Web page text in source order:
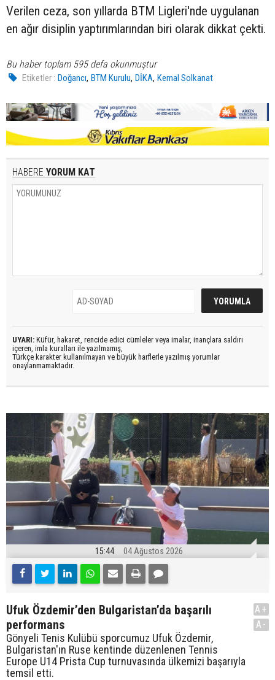
Verilen ceza, son yıllarda BTM Ligleri'nde uygulanan
en ağır disiplin yaptırımlarından biri olarak dikkat çekti.
Bu haber toplam 595 defa okunmuştur
Etiketler : Doğancı,BTM Kurulu,DİKA,Kemal Solkanat
HABERE YORUM KAT
UYARI: Küfür, hakaret, rencide edici cümleler veya imalar, inançlara saldırı
içeren, imla kuralları ile yazılmamış,
Türkçe karakter kullanılmayan ve büyük harflerle yazılmış yorumlar
onaylanmamaktadır.
15:44 04 Ağustos 2026
Ufuk Özdemir’den Bulgaristan’da başarılı
performans
Gönyeli Tenis Kulübü sporcumuz Ufuk Özdemir,
Bulgaristan'ın Ruse kentinde düzenlenen Tennis
Europe U14 Prista Cup turnuvasında ülkemizi başarıyla
temsil etti.
A+
A-